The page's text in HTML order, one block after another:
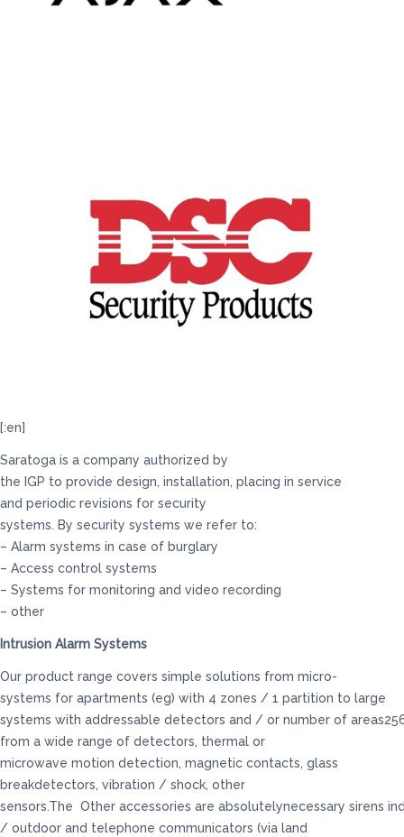
[:en]
Saratoga is a company authorized by
the IGP to provide design, installation, placing in service
and periodic revisions for security
systems. By security systems we refer to:
– Alarm systems in case of burglary
– Access control systems
– Systems for monitoring and video recording
– other
Intrusion Alarm Systems
Our product range covers simple solutions from micro-
systems for apartments (eg) with 4 zones / 1 partition to large
systems with addressable detectors and / or number of
from a wide range of detectors, thermal or
microwave motion detection, magnetic contacts, glass
breakdetectors, vibration / shock, other
sensors.The Other accessories are absolutelynecessary sirens
/ outdoor and telephone communicators (via land